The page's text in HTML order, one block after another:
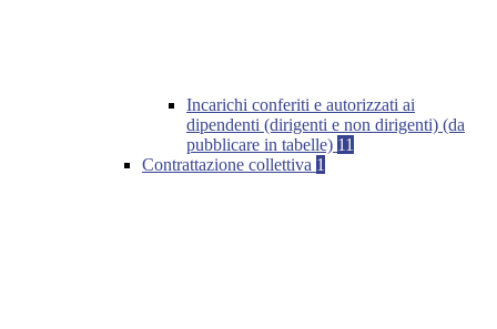
Incarichi conferiti e autorizzati ai
dipendenti (dirigenti e non dirigenti) (da
pubblicare in tabelle) 11
Contrattazione collettiva 1